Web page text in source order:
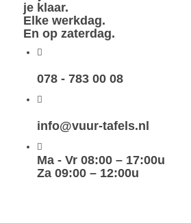
je klaar.
Elke werkdag.
En op zaterdag.
078 - 783 00 08
info@vuur-tafels.nl
Ma - Vr 08:00 – 17:00u
Za 09:00 – 12:00u